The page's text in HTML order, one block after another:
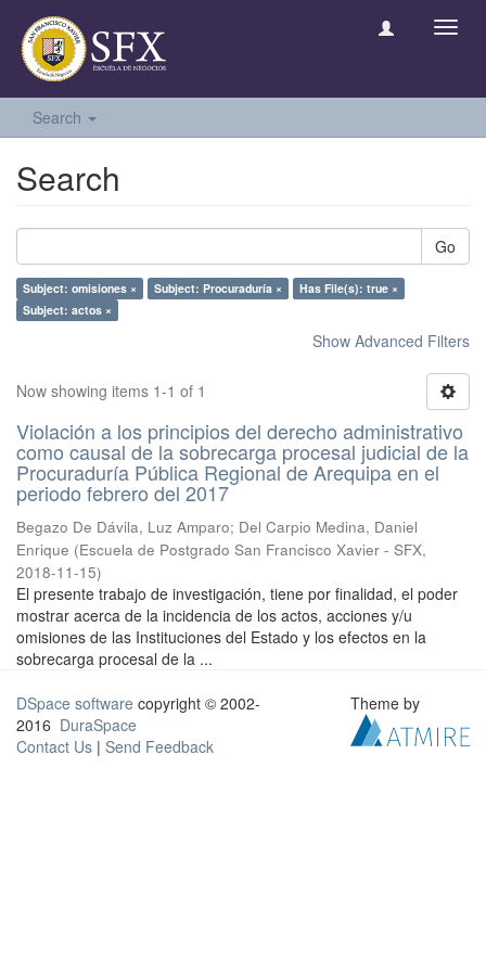
Search
Search
Go
Subject: omisiones × Subject: Procuraduría ×
Has File(s): true ×
Subject: actos ×
Show Advanced Filters
Now showing items 1-1 of 1
Violación a los principios del derecho administrativo
como causal de la sobrecarga procesal judicial de la
Procuraduría Pública Regional de Arequipa en el
periodo febrero del 2017
Begazo De Dávila, Luz Amparo; Del Carpio Medina, Daniel
Enrique (Escuela de Postgrado San Francisco Xavier - SFX,
2018-11-15)
El presente trabajo de investigación, tiene por finalidad, el poder
mostrar acerca de la incidencia de los actos, acciones y/u
omisiones de las Instituciones del Estado y los efectos en la
sobrecarga procesal de la ...
DSpace software copyright © 2002-
2016 DuraSpace
Contact Us | Send Feedback
Theme by